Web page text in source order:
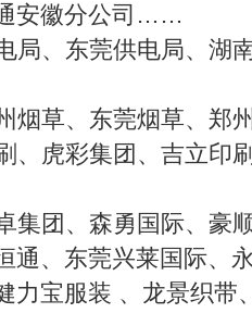
安徽分公司……
局、东莞供电局、湖
烟草、东莞烟草、
、虎彩集团、吉立印
集团、森勇国际、豪
通、东莞兴莱国际、
力宝服装 、龙景织带